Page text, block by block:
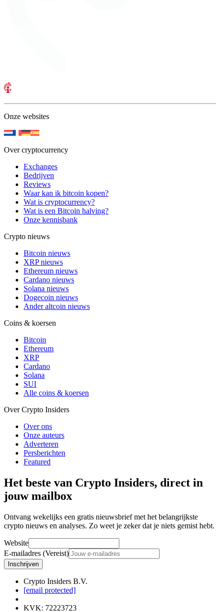
Onze websites
Over cryptocurrency
Exchanges
Bedrijven
Reviews
Waar kan ik bitcoin kopen?
Wat is cryptocurrency?
Wat is een Bitcoin halving?
Onze kennisbank
Crypto nieuws
Bitcoin nieuws
XRP nieuws
Ethereum nieuws
Cardano nieuws
Solana nieuws
Dogecoin nieuws
Ander altcoin nieuws
Coins & koersen
Bitcoin
Ethereum
XRP
Cardano
Solana
SUI
Alle coins & koersen
Over Crypto Insiders
Over ons
Onze auteurs
Adverteren
Persberichten
Featured
Het beste van Crypto Insiders, direct in
jouw mailbox
Ontvang wekelijks een gratis nieuwsbrief met het belangrijkste
crypto nieuws en analyses. Zo weet je zeker dat je niets gemist hebt.
Website
E-mailadres (Vereist)
Inschrijven
Crypto Insiders B.V.
[email protected]
KVK: 72223723